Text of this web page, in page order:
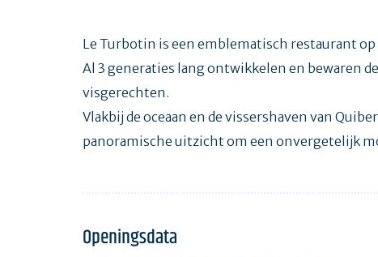
Le Turbotin is een emblematisch restaurant
Al 3 generaties lang ontwikkelen en bewaren
visgerechten.
Vlakbij de oceaan en de vissershaven van
panoramische uitzicht om een onvergetelijk
Openingsdata